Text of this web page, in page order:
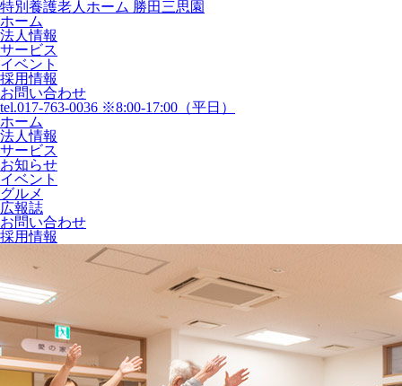
特別養護老人ホーム 勝田三思園
ホーム
法人情報
サービス
イベント
採用情報
お問い合わせ
tel.017-763-0036 ※8:00-17:00（平日）
ホーム
法人情報
サービス
お知らせ
イベント
グルメ
広報誌
お問い合わせ
採用情報